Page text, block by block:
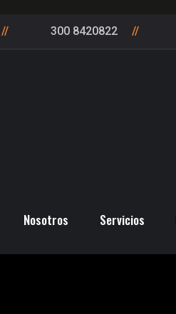
300 8420822
Nosotros Servicios